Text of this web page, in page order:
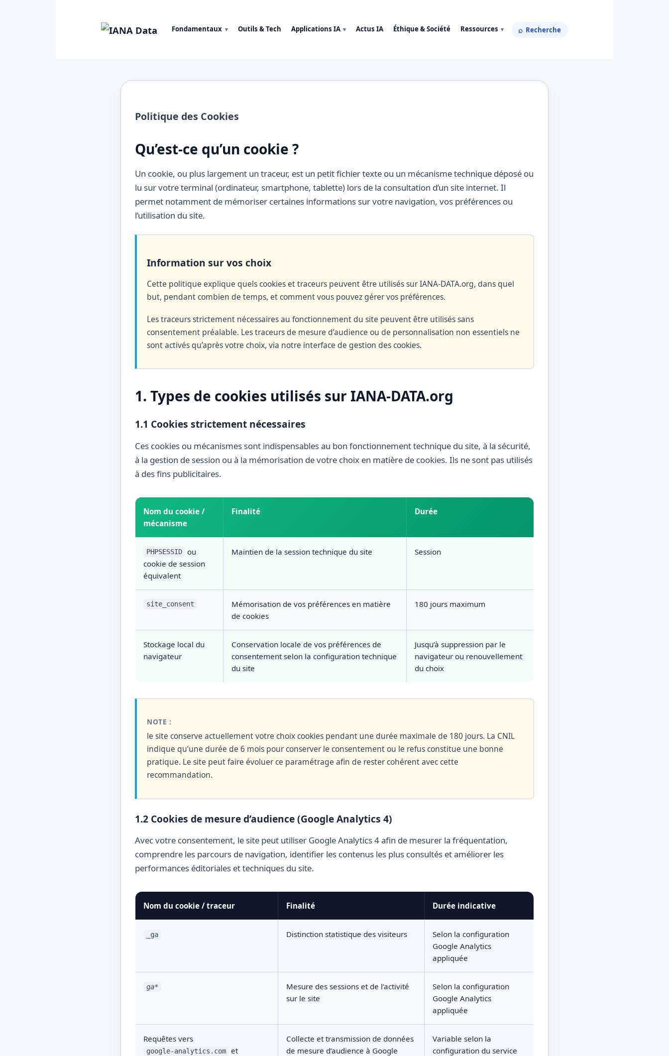
Fondamentaux Outils & Tech Applications IA Actus IA Éthique & Société Ressources Recherche
Politique des Cookies
Qu’est-ce qu’un cookie ?
Un cookie, ou plus largement un traceur, est un petit fichier texte ou un mécanisme technique déposé ou
lu sur votre terminal (ordinateur, smartphone, tablette) lors de la consultation d’un site internet. Il
permet notamment de mémoriser certaines informations sur votre navigation, vos préférences ou
l’utilisation du site.
Information sur vos choix
Cette politique explique quels cookies et traceurs peuvent être utilisés sur IANA-DATA.org, dans quel
but, pendant combien de temps, et comment vous pouvez gérer vos préférences.
Les traceurs strictement nécessaires au fonctionnement du site peuvent être utilisés sans
consentement préalable. Les traceurs de mesure d’audience ou de personnalisation non essentiels ne
sont activés qu’après votre choix, via notre interface de gestion des cookies.
1. Types de cookies utilisés sur IANA-DATA.org
1.1 Cookies strictement nécessaires
Ces cookies ou mécanismes sont indispensables au bon fonctionnement technique du site, à la sécurité,
à la gestion de session ou à la mémorisation de votre choix en matière de cookies. Ils ne sont pas utilisés
à des fins publicitaires.
Nom du cookie /
mécanisme
Finalité Durée
PHPSESSID
ou
cookie de session
équivalent
Maintien de la session technique du site Session
site_consent
Mémorisation de vos préférences en matière
de cookies
180 jours maximum
Stockage local du
navigateur
Conservation locale de vos préférences de
consentement selon la configuration technique
du site
Jusqu’à suppression par le
navigateur ou renouvellement
du choix
NOTE :
le site conserve actuellement votre choix cookies pendant une durée maximale de 180 jours. La CNIL
indique qu’une durée de 6 mois pour conserver le consentement ou le refus constitue une bonne
pratique. Le site peut faire évoluer ce paramétrage afin de rester cohérent avec cette
recommandation.
1.2 Cookies de mesure d’audience (Google Analytics 4)
Avec votre consentement, le site peut utiliser Google Analytics 4 afin de mesurer la fréquentation,
comprendre les parcours de navigation, identifier les contenus les plus consultés et améliorer les
performances éditoriales et techniques du site.
Nom du cookie / traceur Finalité Durée indicative
_ga Distinction statistique des visiteurs
Selon la configuration
Google Analytics
appliquée
ga*
Mesure des sessions et de l’activité
sur le site
Selon la configuration
Google Analytics
appliquée
Requêtes vers
google-analytics.com et
Collecte et transmission de données
de mesure d’audience à Google
Variable selon la
configuration du service